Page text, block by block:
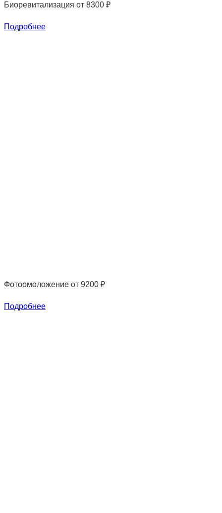
Биоревитализация от 8300 ₽
Подробнее
Фотоомоложение от 9200 ₽
Подробнее